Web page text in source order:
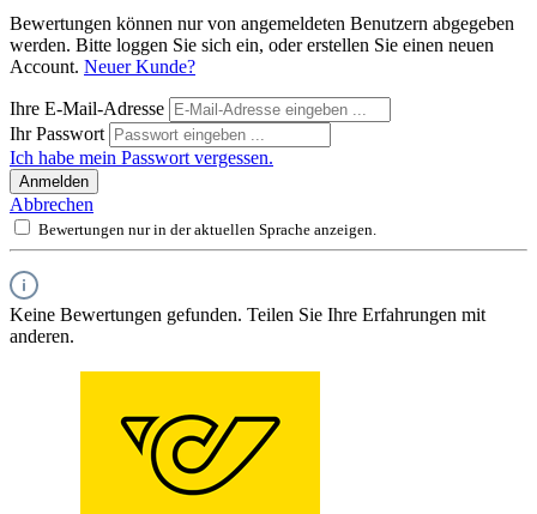
Bewertungen können nur von angemeldeten Benutzern abgegeben
werden. Bitte loggen Sie sich ein, oder erstellen Sie einen neuen
Account. Neuer Kunde?
Ihre E-Mail-Adresse
Ihr Passwort
Ich habe mein Passwort vergessen.
Anmelden
Abbrechen
Bewertungen nur in der aktuellen Sprache anzeigen.
Keine Bewertungen gefunden. Teilen Sie Ihre Erfahrungen mit
anderen.